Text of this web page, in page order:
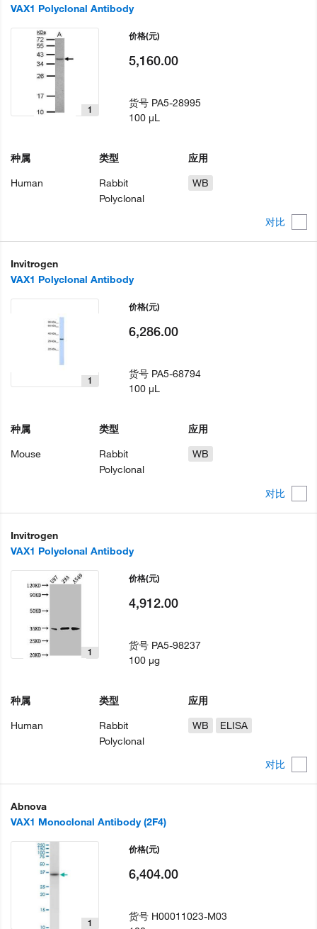
VAX1 Polyclonal Antibody
对比
1
种属
Human
类型
Rabbit
Polyclonal
应用
WB
价格(元)
5,160.00
货号 PA5-28995
100 µL
Invitrogen
VAX1 Polyclonal Antibody
对比
1
种属
Mouse
类型
Rabbit
Polyclonal
应用
WB
价格(元)
6,286.00
货号 PA5-68794
100 µL
Invitrogen
VAX1 Polyclonal Antibody
对比
1
种属
Human
类型
Rabbit
Polyclonal
应用
WB
ELISA
价格(元)
4,912.00
货号 PA5-98237
100 µg
Abnova
VAX1 Monoclonal Antibody (2F4)
1
价格(元)
6,404.00
货号 H00011023-M03